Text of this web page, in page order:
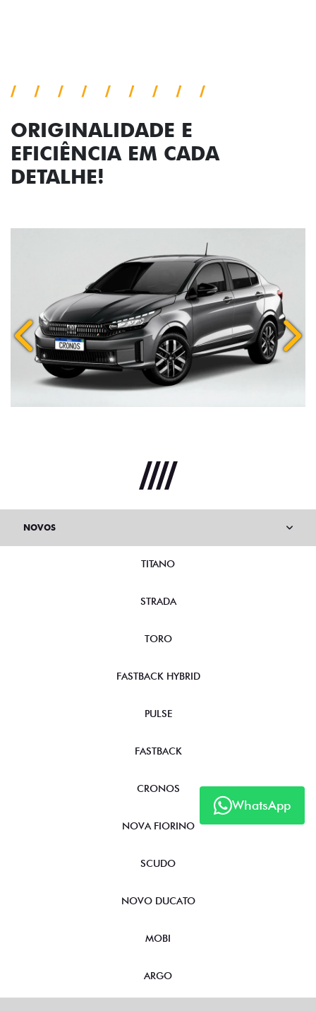
ORIGINALIDADE E
EFICIÊNCIA EM CADA
Anterior
WhatsApp
TITANO
STRADA
TORO
FASTBACK HYBRID
PULSE
FASTBACK
CRONOS
NOVA FIORINO
SCUDO
NOVO DUCATO
MOBI